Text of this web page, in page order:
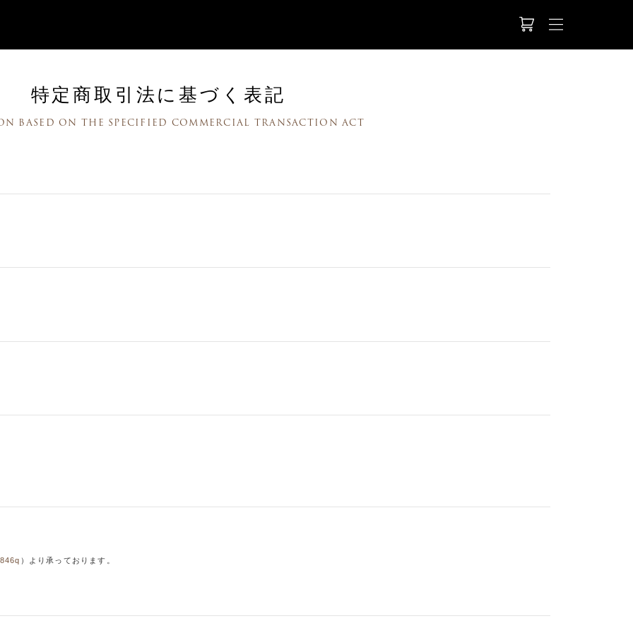
特定商取引法に基づく表記
BASED ON THE SPECIFIED COMMERCIAL TRANSACTION ACT
）より承っております。